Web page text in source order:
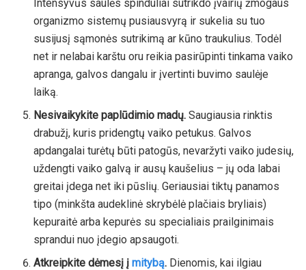
Intensyvūs saulės spinduliai sutrikdo įvairių žmogaus
organizmo sistemų pusiausvyrą ir sukelia su tuo
susijusį sąmonės sutrikimą ar kūno traukulius. Todėl
net ir nelabai karštu oru reikia pasirūpinti tinkama vaiko
apranga, galvos dangalu ir įvertinti buvimo saulėje
laiką.
Nesivaikykite paplūdimio madų. Saugiausia rinktis
drabužį, kuris pridengtų vaiko petukus. Galvos
apdangalai turėtų būti patogūs, nevaržyti vaiko judesių,
uždengti vaiko galvą ir ausų kaušelius – jų oda labai
greitai įdega net iki pūslių. Geriausiai tiktų panamos
tipo (minkšta audeklinė skrybėlė plačiais bryliais)
kepuraitė arba kepurės su specialiais prailginimais
sprandui nuo įdegio apsaugoti.
Atkreipkite dėmesį įmitybą. Dienomis, kai ilgiau